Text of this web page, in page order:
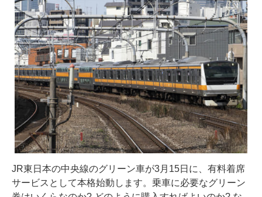
JR東日本の中央線のグリーン車が3月15日に、有料着席
サービスとして本格始動します。乗車に必要なグリーン